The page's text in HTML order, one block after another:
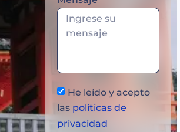
He leído y acepto
las políticas de
privacidad